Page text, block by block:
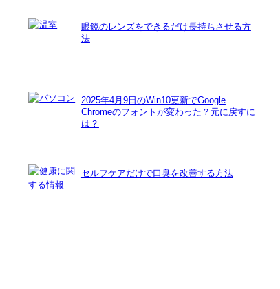
眼鏡のレンズをできるだけ長持ちさせる方
法
2025年4月9日のWin10更新でGoogle
Chromeのフォントが変わった？元に戻すに
は？
セルフケアだけで口臭を改善する方法